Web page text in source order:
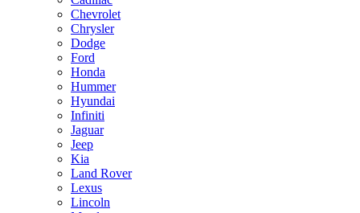
Chevrolet
Chrysler
Dodge
Ford
Honda
Hummer
Hyundai
Infiniti
Jaguar
Jeep
Kia
Land Rover
Lexus
Lincoln